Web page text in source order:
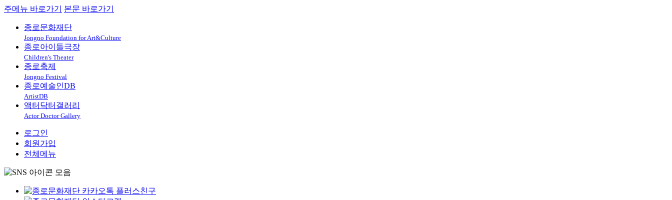
주메뉴 바로가기 본문 바로가기
종로문화재단
Jongno Foundation for Art&Culture
종로아이들극장
Children's Theater
종로축제
Jongno Festival
종로예술인DB
ArtistDB
액터닥터갤러리
Actor Doctor Gallery
로그인
회원가입
전체메뉴